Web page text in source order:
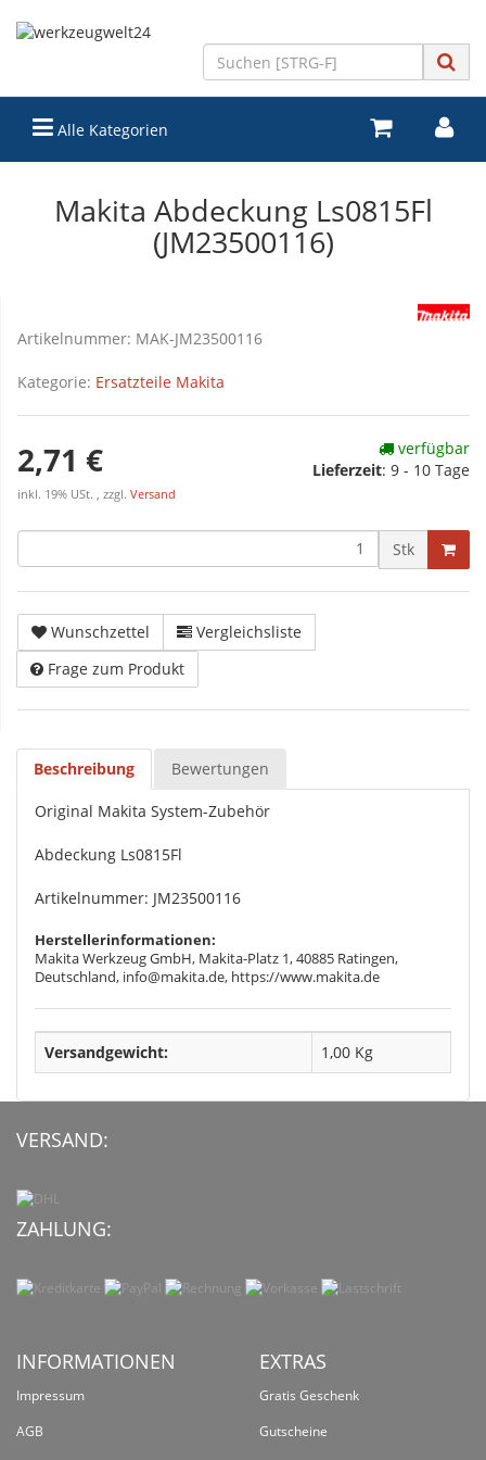
Alle Kategorien
Makita Abdeckung Ls0815Fl
(JM23500116)
Artikelnummer: MAK-JM23500116
Kategorie: Ersatzteile Makita
2,71 €
inkl. 19% USt. , zzgl. Versand
verfügbar
Lieferzeit: 9 - 10 Tage
Stk
Wunschzettel
Vergleichsliste
Frage zum Produkt
Beschreibung Bewertungen
Original Makita System-Zubehör
Abdeckung Ls0815Fl
Artikelnummer: JM23500116
Herstellerinformationen:
Makita Werkzeug GmbH, Makita-Platz 1, 40885 Ratingen,
Deutschland, info@makita.de, https://www.makita.de
Versandgewicht: 1,00 Kg
VERSAND:
ZAHLUNG:
INFORMATIONEN
Impressum
AGB
EXTRAS
Gratis Geschenk
Gutscheine